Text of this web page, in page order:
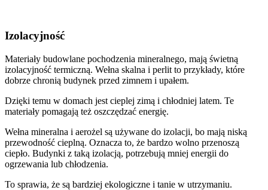
Izolacyjność
Materiały budowlane pochodzenia mineralnego, mają świetną
izolacyjność termiczną. Wełna skalna i perlit to przykłady, które
dobrze chronią budynek przed zimnem i upałem.
Dzięki temu w domach jest cieplej zimą i chłodniej latem. Te
materiały pomagają też oszczędzać energię.
Wełna mineralna i aerożel są używane do izolacji, bo mają niską
przewodność cieplną. Oznacza to, że bardzo wolno przenoszą
ciepło. Budynki z taką izolacją, potrzebują mniej energii do
ogrzewania lub chłodzenia.
To sprawia, że są bardziej ekologiczne i tanie w utrzymaniu.